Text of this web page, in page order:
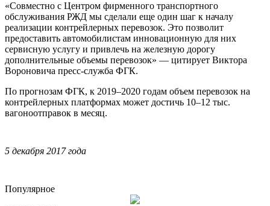
«Совместно с Центром фирменного транспортного
обслуживания РЖД мы сделали еще один шаг к началу
реализации контрейлерных перевозок. Это позволит
предоставить автомобилистам инновационную для них
сервисную услугу и привлечь на железную дорогу
дополнительные объемы перевозок» — цитирует Виктора
Вороновича пресс-служба ФГК.
По прогнозам ФГК, к 2019–2020 годам объем перевозок на
контрейлерных платформах может достичь 10–12 тыс.
вагоноотправок в месяц.
5 декабря 2017 года
Популярное